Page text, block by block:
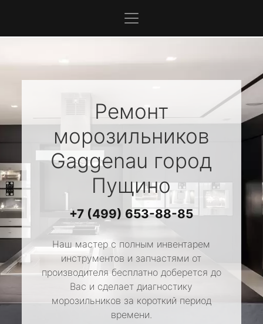
Ремонт
морозильников
Gaggenau город
Пущино
+7 (499) 653-88-85
Наш мастер с полным инвентарем
инструментов и запчастями от
производителя бесплатно доберется до
Вас и сделает диагностику
морозильников за короткий период
времени.